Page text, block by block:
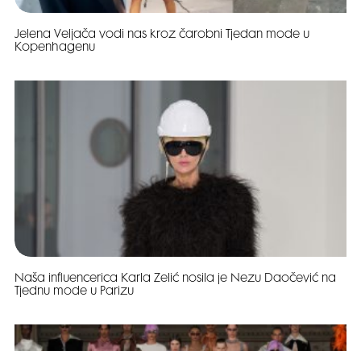
Jelena Veljača vodi nas kroz čarobni Tjedan mode u
Kopenhagenu
Naša influencerica Karla Zelić nosila je Nezu Daočević na
Tjednu mode u Parizu